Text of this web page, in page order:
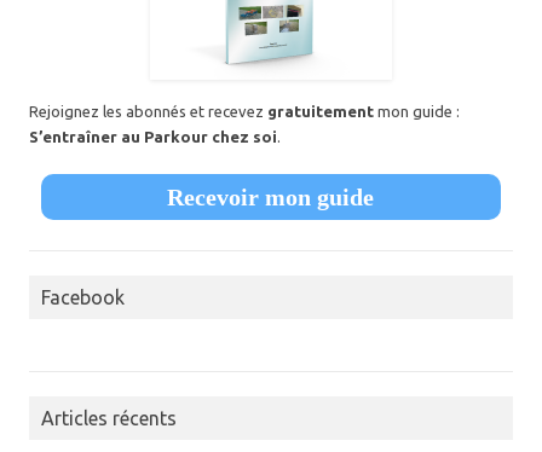
Rejoignez les abonnés et recevez gratuitement mon guide :
S’entraîner au Parkour chez soi.
Recevoir mon guide
Facebook
Articles récents